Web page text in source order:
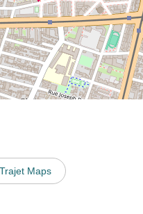
Trajet Maps